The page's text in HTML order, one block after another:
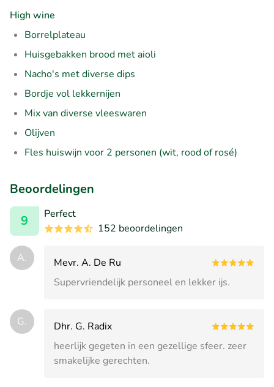
High wine
Borrelplateau
Huisgebakken brood met aioli
Nacho's met diverse dips
Bordje vol lekkernijen
Mix van diverse vleeswaren
Olijven
Fles huiswijn voor 2 personen (wit, rood of rosé)
Beoordelingen
9
Perfect
152 beoordelingen
A.
Mevr. A. De Ru
Supervriendelijk personeel en lekker ijs.
G.
Dhr. G. Radix
heerlijk gegeten in een gezellige sfeer. zeer
smakelijke gerechten.